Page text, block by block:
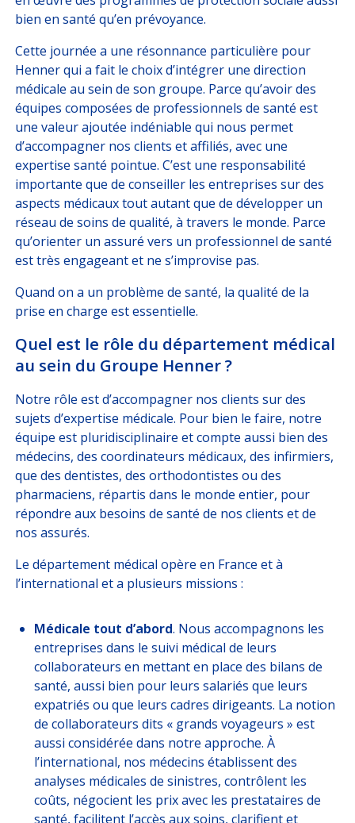
CORRESPONDANT D’ENTREPRISE / RH
ESPACE RH GARANTIE OBSÈQUES
bien en santé qu’en prévoyance.
Cette journée a une résonnance particulière pour
Henner qui a fait le choix d’intégrer une direction
médicale au sein de son groupe. Parce qu’avoir des
équipes composées de professionnels de santé est
une valeur ajoutée indéniable qui nous permet
d’accompagner nos clients et affiliés, avec une
expertise santé pointue. C’est une responsabilité
importante que de conseiller les entreprises sur des
aspects médicaux tout autant que de développer un
réseau de soins de qualité, à travers le monde. Parce
qu’orienter un assuré vers un professionnel de santé
est très engageant et ne s’improvise pas.
Quand on a un problème de santé, la qualité de la
prise en charge est essentielle.
Quel est le rôle du département médical
au sein du Groupe Henner ?
Notre rôle est d’accompagner nos clients sur des
sujets d’expertise médicale. Pour bien le faire, notre
équipe est pluridisciplinaire et compte aussi bien des
médecins, des coordinateurs médicaux, des infirmiers,
que des dentistes, des orthodontistes ou des
pharmaciens, répartis dans le monde entier, pour
répondre aux besoins de santé de nos clients et de
nos assurés.
Le département médical opère en France et à
l’international et a plusieurs missions :
Médicale tout d’abord. Nous accompagnons les
entreprises dans le suivi médical de leurs
collaborateurs en mettant en place des bilans de
santé, aussi bien pour leurs salariés que leurs
expatriés ou que leurs cadres dirigeants. La notion
de collaborateurs dits « grands voyageurs » est
aussi considérée dans notre approche. À
l’international, nos médecins établissent des
analyses médicales de sinistres, contrôlent les
coûts, négocient les prix avec les prestataires de
santé, facilitent l’accès aux soins, clarifient et